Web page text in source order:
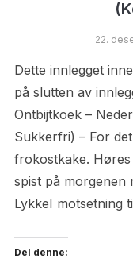
22.
Dette innlegget
på slutten av
Ontbijtkoek –
Sukkerfri) – For
frokostkake.
spist på morgenen
LykkeI motsetning
Del denne: